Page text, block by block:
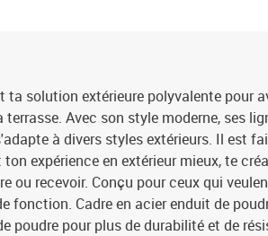
ta solution extérieure polyvalente pour
Avec son style moderne, ses
à divers styles extérieurs. Il est
expérience en extérieur mieux, te
ou recevoir. Conçu pour ceux qui
fonction. Cadre en acier enduit de
poudre pour plus de durabilité et de